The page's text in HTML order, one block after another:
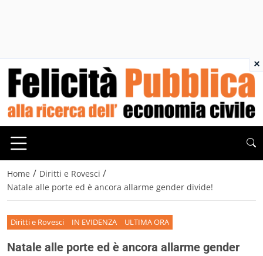
Home / Diritti e Rovesci /
Natale alle porte ed è ancora allarme gender divide!
Diritti e Rovesci IN EVIDENZA ULTIMA ORA
Natale alle porte ed è ancora allarme gender
×